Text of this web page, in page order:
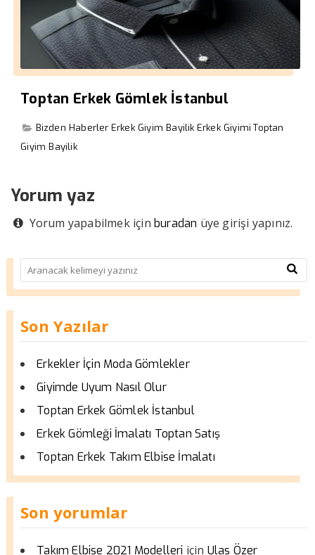
Toptan Erkek Gömlek İstanbul
Bizden Haberler Erkek Giyim Bayilik Erkek Giyimi Toptan
Giyim Bayilik
Yorum yaz
Yorum yapabilmek için buradan üye girişi yapınız.
Son Yazılar
Erkekler İçin Moda Gömlekler
Giyimde Uyum Nasıl Olur
Toptan Erkek Gömlek İstanbul
Erkek Gömleği İmalatı Toptan Satış
Toptan Erkek Takım Elbise İmalatı
Son yorumlar
Takım Elbise 2021 Modelleri için Ulas Özer